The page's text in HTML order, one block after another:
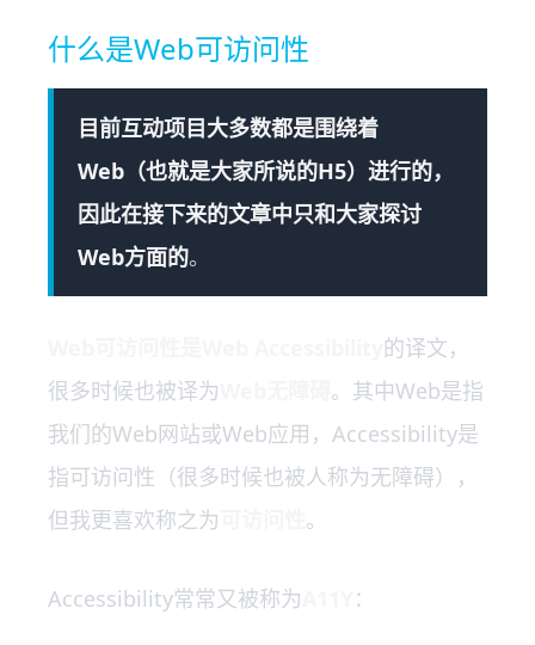
什么是Web可访问性
目前互动项目大多数都是围绕着
Web（也就是大家所说的H5）进行的，
因此在接下来的文章中只和大家探讨
Web方面的。
的译文，
很多时候也被译为
。其中Web是指
我们的Web网站或Web应用，Accessibility是
指可访问性（很多时候也被人称为无障碍），
但我更喜欢称之为
。
Accessibility常常又被称为 ：